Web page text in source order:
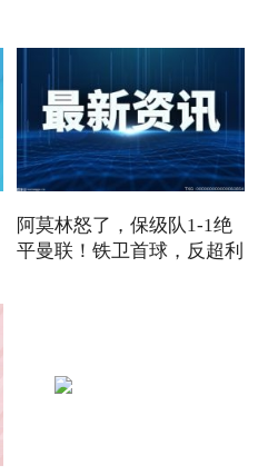
阿莫林怒了，保级队1-1绝
平曼联！铁卫首球，反超利